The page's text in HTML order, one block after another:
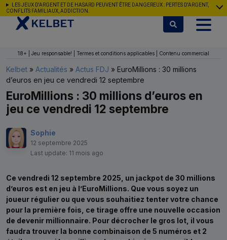
Aller au contenu
LES JEUX D'ARGENT ET DE HASARD PEUVENT ÊTRE DANGEREUX : PERTES D'ARGENT,
CONFLITS FAMILIAUX, ADDICTION.
18+ | Jeu responsable! | Termes et conditions applicables | Contenu commercial
Kelbet » Actualités » Actus FDJ » EuroMillions : 30 millions
d’euros en jeu ce vendredi 12 septembre
EuroMillions : 30 millions d’euros en
jeu ce vendredi 12 septembre
Sophie
12 septembre 2025
Last update: 11 mois ago
Ce vendredi 12 septembre 2025, un jackpot de 30 millions
d’euros est en jeu à l’EuroMillions. Que vous soyez un
joueur régulier ou que vous souhaitiez tenter votre chance
pour la première fois, ce tirage offre une nouvelle occasion
de devenir millionnaire. Pour décrocher le gros lot, il vous
faudra trouver la bonne combinaison de 5 numéros et 2